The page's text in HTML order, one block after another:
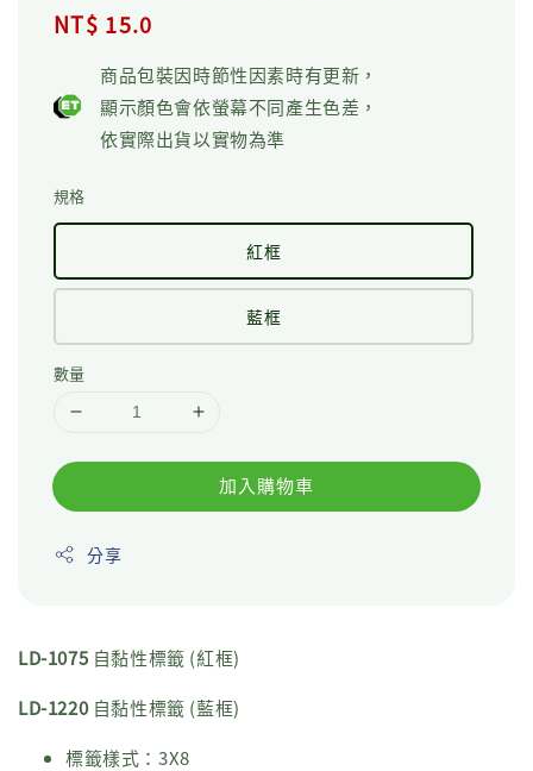
Regular
NT$ 15.0
商品包裝因時節性因素時有更新，
顯示顏色會依螢幕不同產生色差，
依實際出貨以實物為準
規格
紅框
藍框
數量
加入購物車
分享
LD-1075 自黏性標籤 (紅框)
LD-1220自黏性標籤 (藍框)
標籤樣式：3X8